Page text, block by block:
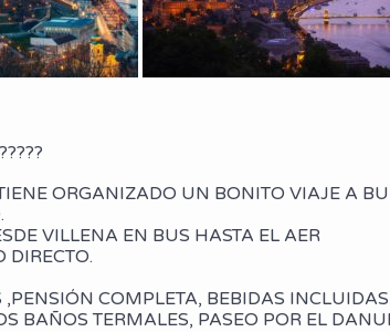
ORGANIZADO UN BONITO VIAJE A
VILLENA EN BUS HASTA EL AER
DIRECTO.
,PENSIÓN COMPLETA, BEBIDAS
BAÑOS TERMALES, PASEO POR EL